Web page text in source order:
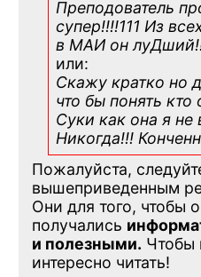
Преподователь
супер!!!!111 Из
в МАИ он
или:
Скажу кратко но
что бы понять кто
Суки как она я не
Никогда!!!
Пожалуйста,
вышеприведенным
Они для того, чтобы
получались
и полезными. Чтобы
интересно читать!